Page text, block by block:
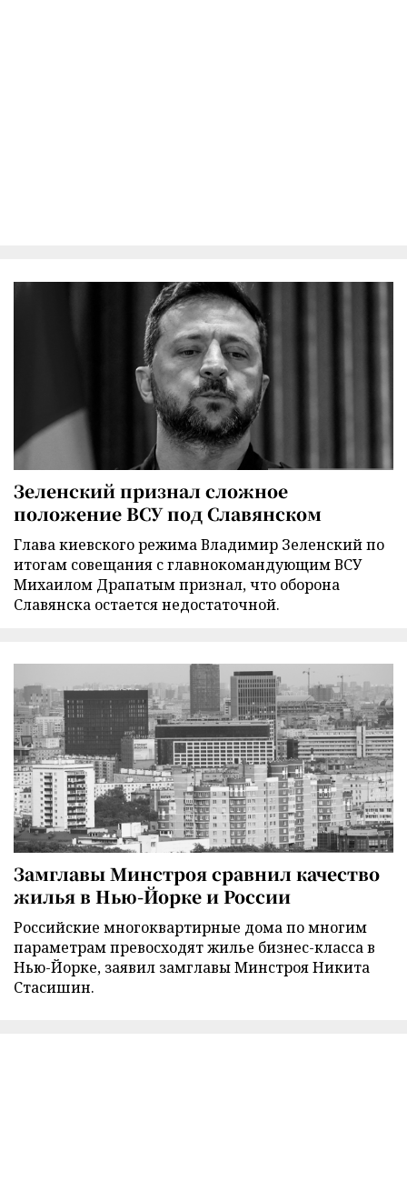
Зеленский признал сложное
положение ВСУ под Славянском
Глава киевского режима Владимир Зеленский по
итогам совещания с главнокомандующим ВСУ
Михаилом Драпатым признал, что оборона
Славянска остается недостаточной.
Замглавы Минстроя сравнил качество
жилья в Нью-Йорке и России
Российские многоквартирные дома по многим
параметрам превосходят жилье бизнес-класса в
Нью-Йорке, заявил замглавы Минстроя Никита
Стасишин.